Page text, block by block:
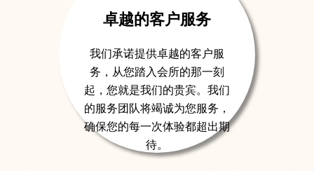
卓越的客户服务
我们承诺提供卓越的客户服
务，从您踏入会所的那一刻
起，您就是我们的贵宾。我们
的服务团队将竭诚为您服务，
确保您的每一次体验都超出期
待。